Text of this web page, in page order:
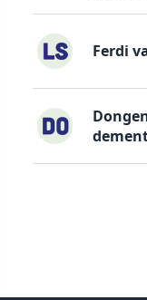
Ferdi